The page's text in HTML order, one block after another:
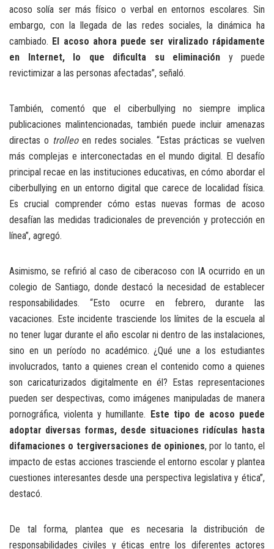
acoso solía ser más físico o verbal en entornos escolares. Sin
embargo, con la llegada de las redes sociales, la dinámica ha
cambiado. El acoso ahora puede ser viralizado rápidamente
en Internet, lo que dificulta su eliminación y puede
revictimizar a las personas afectadas”, señaló.
También, comentó que el ciberbullying no siempre implica
publicaciones malintencionadas, también puede incluir amenazas
directas o trolleoen redes sociales. “Estas prácticas se vuelven
más complejas e interconectadas en el mundo digital. El desafío
principal recae en las instituciones educativas, en cómo abordar el
ciberbullying en un entorno digital que carece de localidad física.
Es crucial comprender cómo estas nuevas formas de acoso
desafían las medidas tradicionales de prevención y protección en
línea”, agregó.
Asimismo, se refirió al caso de ciberacoso con IA ocurrido en un
colegio de Santiago, donde destacó la necesidad de establecer
responsabilidades. “Esto ocurre en febrero, durante las
vacaciones. Este incidente trasciende los límites de la escuela al
no tener lugar durante el año escolar ni dentro de las instalaciones,
sino en un período no académico. ¿Qué une a los estudiantes
involucrados, tanto a quienes crean el contenido como a quienes
son caricaturizados digitalmente en él? Estas representaciones
pueden ser despectivas, como imágenes manipuladas de manera
pornográfica, violenta y humillante. Este tipo de acoso puede
adoptar diversas formas, desde situaciones ridículas hasta
difamaciones o tergiversaciones de opiniones, por lo tanto, el
impacto de estas acciones trasciende el entorno escolar y plantea
cuestiones interesantes desde una perspectiva legislativa y ética”,
destacó.
De tal forma, plantea que es necesaria la distribución de
responsabilidades civiles y éticas entre los diferentes actores